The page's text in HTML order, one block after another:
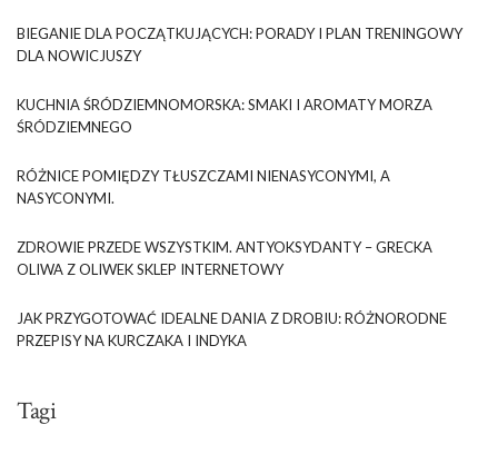
BIEGANIE DLA POCZĄTKUJĄCYCH: PORADY I PLAN TRENINGOWY
DLA NOWICJUSZY
KUCHNIA ŚRÓDZIEMNOMORSKA: SMAKI I AROMATY MORZA
ŚRÓDZIEMNEGO
RÓŻNICE POMIĘDZY TŁUSZCZAMI NIENASYCONYMI, A
NASYCONYMI.
ZDROWIE PRZEDE WSZYSTKIM. ANTYOKSYDANTY – GRECKA
OLIWA Z OLIWEK SKLEP INTERNETOWY
JAK PRZYGOTOWAĆ IDEALNE DANIA Z DROBIU: RÓŻNORODNE
PRZEPISY NA KURCZAKA I INDYKA
Tagi